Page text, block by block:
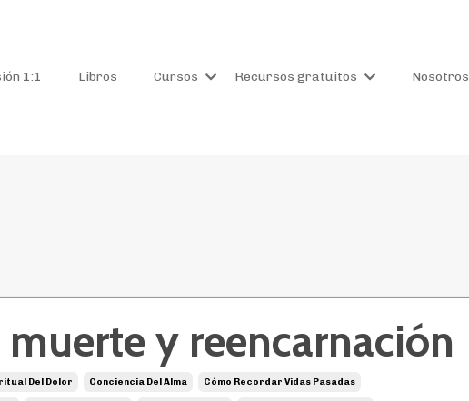
1:1 Libros Cursos Recursos gratuitos Nosotros
muerte y reencarnación
Del Dolor Conciencia Del Alma Cómo Recordar Vidas Pasadas